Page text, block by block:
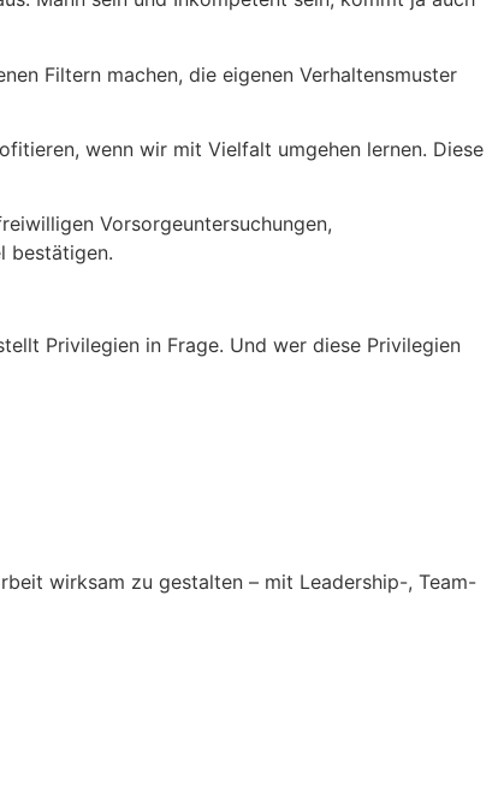
Filtern machen, die eigenen Verhaltensmuster
wenn wir mit Vielfalt umgehen lernen. Diese
Vorsorgeuntersuchungen,
bestätigen.
Privilegien in Frage. Und wer diese Privilegien
wirksam zu gestalten – mit Leadership-, Team-